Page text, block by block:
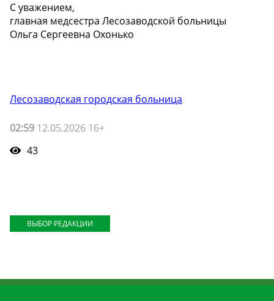
С уважением,
главная медсестра Лесозаводской больницы
Ольга Сергеевна Охонько
Лесозаводская городская больница
02:59 12.05.2026 16+
43
ВЫБОР РЕДАКЦИИ